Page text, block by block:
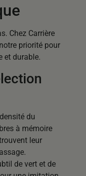
Chez Carrière
priorité pour
et durable.
du
à mémoire
leur
de vert et de